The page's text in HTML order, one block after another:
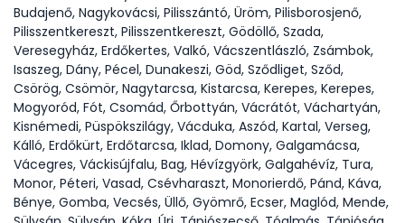
Budajenő, Nagykovácsi, Pilisszántó, Üröm, Pilisborosjenő,
Pilisszentkereszt, Pilisszentkereszt, Gödöllő, Szada,
Veresegyház, Erdőkertes, Valkó, Vácszentlászló, Zsámbok,
Isaszeg, Dány, Pécel, Dunakeszi, Göd, Sződliget, Sződ,
Csörög, Csömör, Nagytarcsa, Kistarcsa, Kerepes, Kerepes,
Mogyoród, Fót, Csomád, Őrbottyán, Vácrátót, Váchartyán,
Kisnémedi, Püspökszilágy, Vácduka, Aszód, Kartal, Verseg,
Kálló, Erdőkürt, Erdőtarcsa, Iklad, Domony, Galgamácsa,
Vácegres, Váckisújfalu, Bag, Hévízgyörk, Galgahévíz, Tura,
Monor, Péteri, Vasad, Csévharaszt, Monorierdő, Pánd, Káva,
Bénye, Gomba, Vecsés, Üllő, Gyömrő, Ecser, Maglód, Mende,